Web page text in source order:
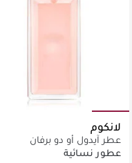
لانكوم
عطر آيدول أو دو برفان
عطور نسائية